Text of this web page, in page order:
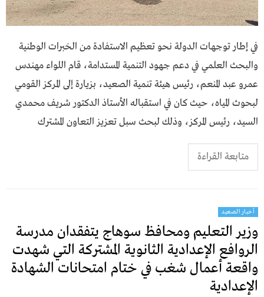
في إطار توجهات الدولة نحو تعظيم الاستفادة من الخبرات الوطنية
والبحث العلمي في دعم جهود التنمية المستدامة، قام اللواء مهندس
عمرو عبد المنعم، رئيس هيئة تنمية الصعيد، بزيارة إلى المركز القومي
لبحوث المياه، حيث كان في استقباله الأستاذ الدكتور شريف محمدي
السيد، رئيس المركز، وذلك لبحث سبل تعزيز التعاون المشترك
متابعة القراءة
أخبار الصعيد
وزير التعليم ومحافظ سوهاج يتفقدان مدرسة
الروافع الإعدادية الثانوية المشتركة التي شهدت
واقعة أعمال شغب في ختام امتحانات الشهادة
الإعدادية